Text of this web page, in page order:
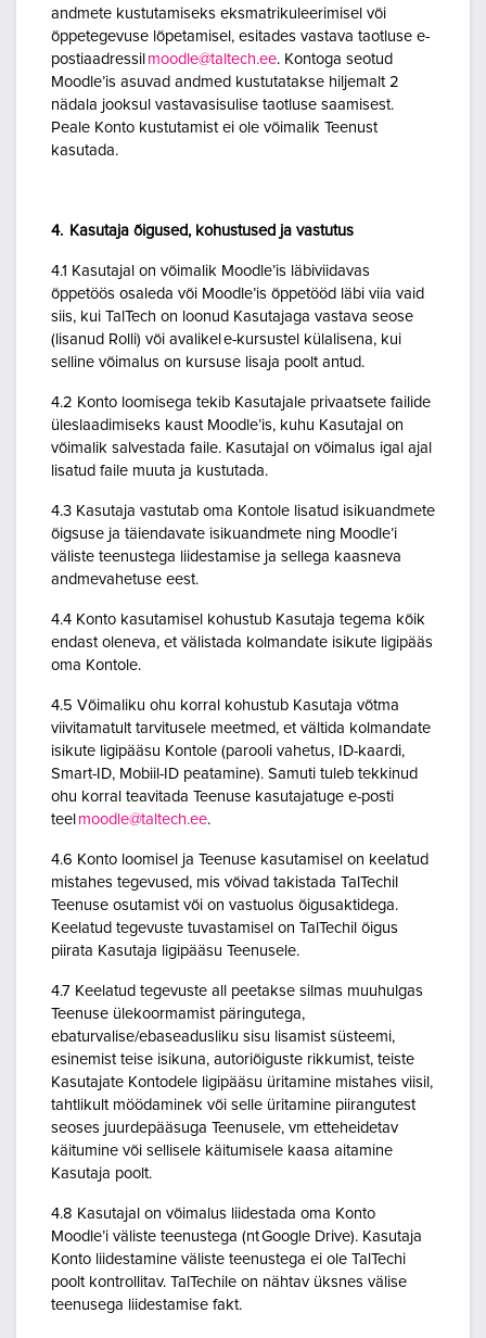
andmete kustutamiseks eksmatrikuleerimisel või
õppetegevuse lõpetamisel, esitades vastava taotluse e-
postiaadressil moodle@taltech.ee. Kontoga seotud
Moodle’is asuvad andmed kustutatakse hiljemalt 2
nädala jooksul vastavasisulise taotluse saamisest.
Peale Konto kustutamist ei ole võimalik Teenust
kasutada.
4. Kasutaja õigused, kohustused ja vastutus
4.1 Kasutajal on võimalik Moodle’is läbiviidavas
õppetöös osaleda või Moodle’is õppetööd läbi viia vaid
siis, kui TalTech on loonud Kasutajaga vastava seose
(lisanud Rolli) või avalikel e-kursustel külalisena, kui
selline võimalus on kursuse lisaja poolt antud.
4.2 Konto loomisega tekib Kasutajale privaatsete failide
üleslaadimiseks kaust Moodle’is, kuhu Kasutajal on
võimalik salvestada faile. Kasutajal on võimalus igal ajal
lisatud faile muuta ja kustutada.
4.3 Kasutaja vastutab oma Kontole lisatud isikuandmete
õigsuse ja täiendavate isikuandmete ning Moodle’i
väliste teenustega liidestamise ja sellega kaasneva
andmevahetuse eest.
4.4 Konto kasutamisel kohustub Kasutaja tegema kõik
endast oleneva, et välistada kolmandate isikute ligipääs
oma Kontole.
4.5 Võimaliku ohu korral kohustub Kasutaja võtma
viivitamatult tarvitusele meetmed, et vältida kolmandate
isikute ligipääsu Kontole (parooli vahetus, ID-kaardi,
Smart-ID, Mobiil-ID peatamine). Samuti tuleb tekkinud
ohu korral teavitada Teenuse kasutajatuge e-posti
teel moodle@taltech.ee.
4.6 Konto loomisel ja Teenuse kasutamisel on keelatud
mistahes tegevused, mis võivad takistada TalTechil
Teenuse osutamist või on vastuolus õigusaktidega.
Keelatud tegevuste tuvastamisel on TalTechil õigus
piirata Kasutaja ligipääsu Teenusele.
4.7 Keelatud tegevuste all peetakse silmas muuhulgas
Teenuse ülekoormamist päringutega,
ebaturvalise/ebaseadusliku sisu lisamist süsteemi,
esinemist teise isikuna, autoriõiguste rikkumist, teiste
Kasutajate Kontodele ligipääsu üritamine mistahes viisil,
tahtlikult möödaminek või selle üritamine piirangutest
seoses juurdepääsuga Teenusele, vm etteheidetav
käitumine või sellisele käitumisele kaasa aitamine
Kasutaja poolt.
4.8 Kasutajal on võimalus liidestada oma Konto
Moodle’i väliste teenustega (nt Google Drive). Kasutaja
Konto liidestamine väliste teenustega ei ole TalTechi
poolt kontrollitav. TalTechile on nähtav üksnes välise
teenusega liidestamise fakt.